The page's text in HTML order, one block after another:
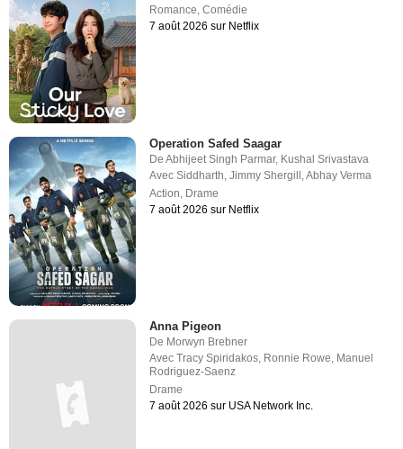
Romance,Comédie
7 août 2026 sur Netflix
Operation Safed Saagar
DeAbhijeet Singh Parmar, Kushal Srivastava
AvecSiddharth ,Jimmy Shergill ,Abhay Verma
Action Drame
7 août 2026 sur Netflix
Anna Pigeon
De Morwyn Brebner
AvecTracy Spiridakos, Ronnie Rowe, Manuel
Rodriguez-Saenz
Drame
7 août 2026 sur USA Network Inc.